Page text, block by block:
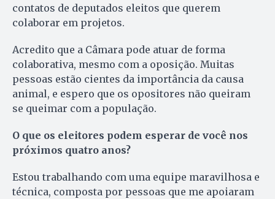
contatos de deputados eleitos que querem
colaborar em projetos.
Acredito que a Câmara pode atuar de forma
colaborativa, mesmo com a oposição. Muitas
pessoas estão cientes da importância da causa
animal, e espero que os opositores não queiram
se queimar com a população.
O que os eleitores podem esperar de você nos
próximos quatro anos?
Estou trabalhando com uma equipe maravilhosa e
técnica, composta por pessoas que me apoiaram